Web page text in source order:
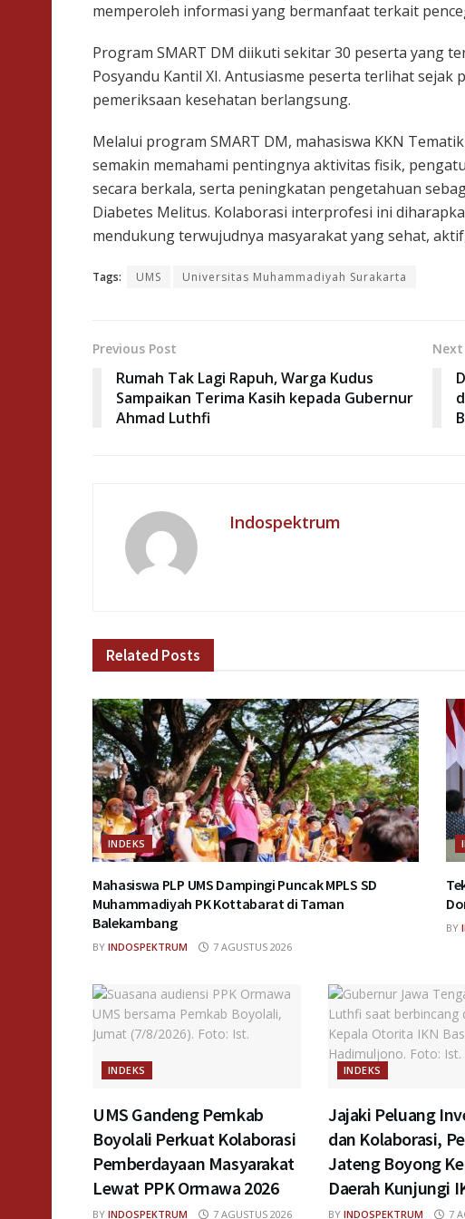
memperoleh informasi yang bermanfaat terkait
Program SMART DM diikuti sekitar 30 peserta yang
Posyandu Kantil XI. Antusiasme peserta terlihat sejak
pemeriksaan kesehatan berlangsung.
Melalui program SMART DM, mahasiswa KKN
semakin memahami pentingnya aktivitas fisik,
secara berkala, serta peningkatan pengetahuan
Diabetes Melitus. Kolaborasi interprofesi ini
mendukung terwujudnya masyarakat yang sehat,
Tags: UMS Universitas Muhammadiyah Surakarta
Previous Post
Rumah Tak Lagi Rapuh, Warga Kudus
Sampaikan Terima Kasih kepada Gubernur
Ahmad Luthfi
Indospektrum
Related Posts
INDEKS
Mahasiswa PLP UMS Dampingi Puncak MPLS SD
Muhammadiyah PK Kottabarat di Taman
Balekambang
BY INDOSPEKTRUM 7 AGUSTUS 2026
BY
INDEKS
UMS Gandeng Pemkab
Boyolali Perkuat Kolaborasi
Pemberdayaan Masyarakat
Lewat PPK Ormawa 2026
BY INDOSPEKTRUM 7 AGUSTUS 2026
INDEKS
Jajaki Peluang
dan Kolaborasi,
Jateng Boyong
Daerah Kunjungi
BY INDOSPEKTRUM 7